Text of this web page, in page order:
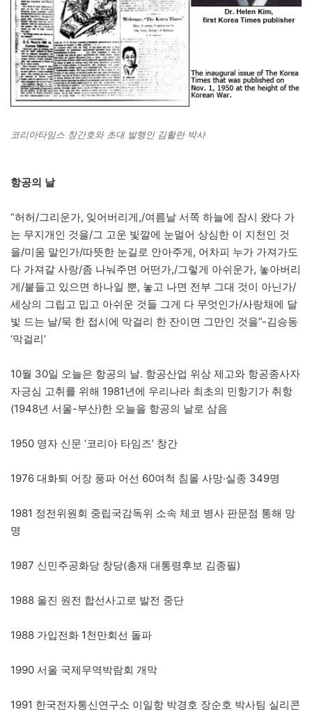
코리아타임스 창간호와 초대 발행인 김활란 박사
항공의 날
“허허/그리운가, 잊어버리게,/여름날 서쪽 하늘에 잠시 왔다 가
는 무지개인 것을/그 고운 빛깔에 눈멀어 상심한 이 지천인 것
을/미움 말인가/따뜻한 눈길로 안아주게, 어차피 누가 가져가도
다 가져갈 사랑/좀 나눠주면 어떤가,/그렇게 아쉬운가, 놓아버리
게/붙들고 있으면 하나일 뿐, 놓고 나면 전부 그대 것이 아닌가/
세상의 그립고 밉고 아쉬운 것들 그게 다 무엇인가/사랑채에 달
빛 드는 날/묵 한 접시에 막걸리 한 잔이면 그만인 것을”-김승동
‘막걸리’
10월 30일 오늘은 항공의 날. 항공산업 위상 제고와 항공종사자
자긍심 고취를 위해 1981년에 우리나라 최초의 민항기가 취항
(1948년 서울-부산)한 오늘을 항공의 날로 삼음
1950 영자 신문 ‘코리아 타임즈’ 창간
1976 대화퇴 어장 풍파 어선 60여척 침몰 사망·실종 349명
1981 정전위원회 중립국감독위 소속 체코 병사 판문점 통해 망
명
1987 신민주공화당 창당(총재 대통령후보 김종필)
1988 울진 원전 합선사고로 발전 중단
1988 가입전화 1천만회선 돌파
1990 서울 국제무역박람회 개막
1991 한국전자통신연구소 이일항 박경호 장순호 박사팀 실리콘